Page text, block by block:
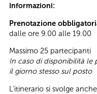
Informazioni:
Prenotazione
dalle ore 9.00 alle 19.00
Massimo 25 partecipanti
In caso di disponibilità le
il giorno stesso sul posto
L'itinerario si svolge